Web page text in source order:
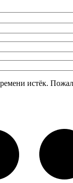
истёк.